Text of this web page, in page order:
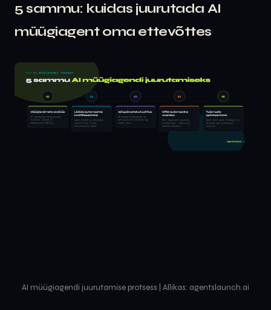
5 sammu: kuidas juurutada AI
müügiagent oma ettevõttes
AI müügiagendi juurutamise protsess | Allikas: agentslaunch.ai